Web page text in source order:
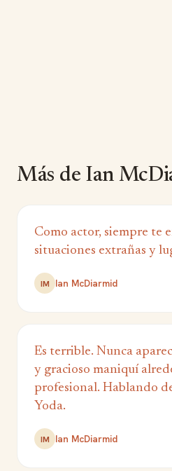
Más de Ian
Como actor, siempre te
situaciones extrañas y
IM Ian McDiarmid
Es terrible. Nunca
y gracioso maniquí
profesional. Hablando
Yoda.
IM Ian McDiarmid